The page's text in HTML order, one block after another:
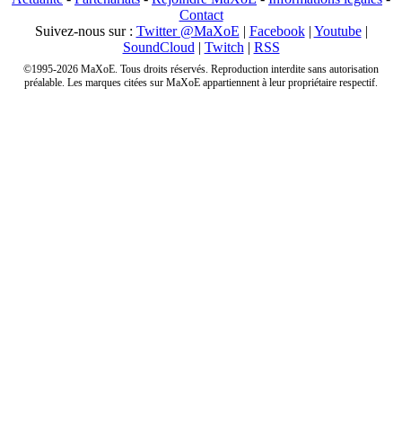
Contact
Suivez-nous sur : Twitter @MaXoE | Facebook| Youtube|
SoundCloud | Twitch | RSS
©1995-2026 MaXoE. Tous droits réservés. Reproduction interdite sans autorisation
préalable. Les marques citées sur MaXoE appartiennent à leur propriétaire respectif.